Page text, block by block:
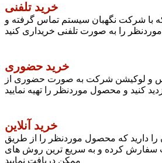
خرید تلفنی
که با شرکت نگهبان سیستم تماس گرفته و
را به صورت تلفنی خریداری کنید
خرید حضوری
و لوکیشن شرکت به صورت حضوری از
کنید و محصول موردنظر را تهیه نمایید
خرید آنلاین
را دارید که محصول موردنظر را از طریق
سفارش کرده و به سریع ترین روش های
ممکن دریافت نمایید